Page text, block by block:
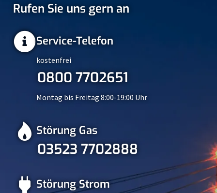
Rufen Sie uns gern an
Service-Telefon
kostenfrei
0800 7702651
Montag bis Freitag 8:00-19:00 Uhr
Störung Gas
03523 7702888
Störung Strom